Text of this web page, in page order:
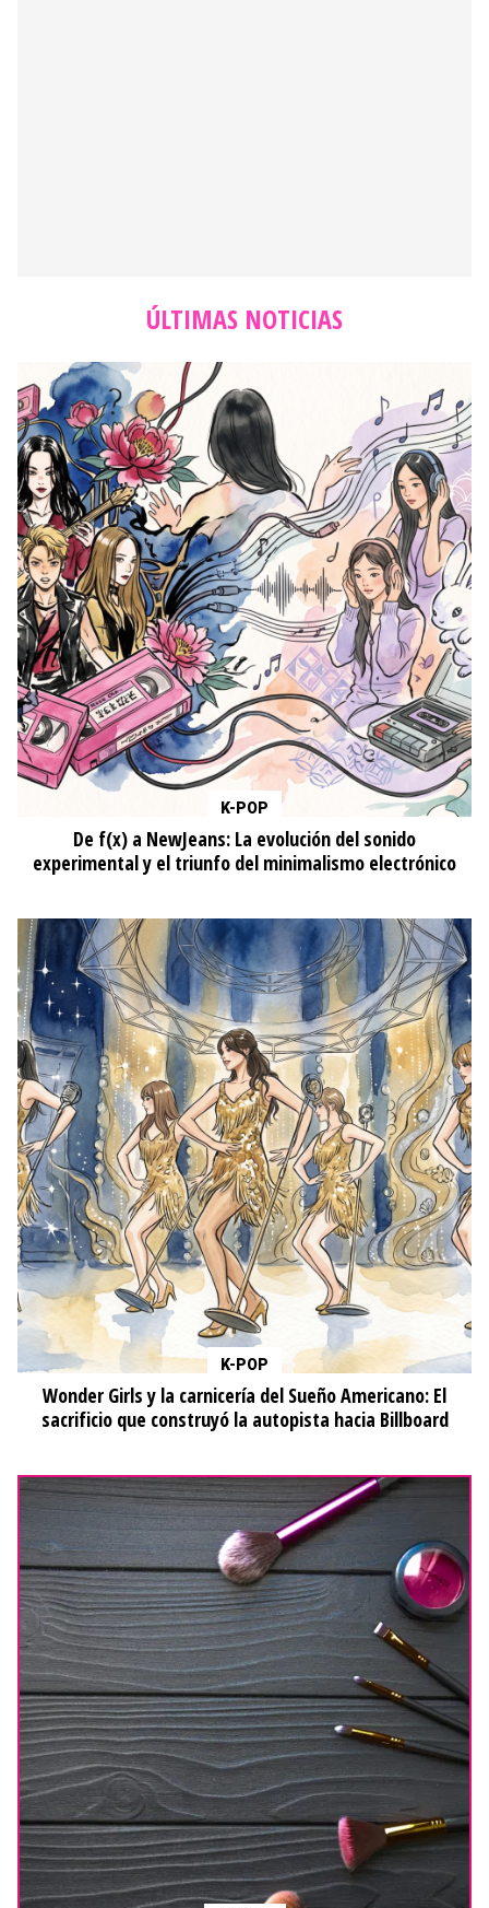
ÚLTIMAS NOTICIAS
K-POP
De f(x) a NewJeans: La evolución del sonido
experimental y el triunfo del minimalismo electrónico
K-POP
Wonder Girls y la carnicería del Sueño Americano: El
sacrificio que construyó la autopista hacia Billboard